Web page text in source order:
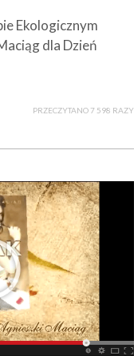
Ekologicznym
dla Dzień
PRZECZYTANO 7 598 RAZY